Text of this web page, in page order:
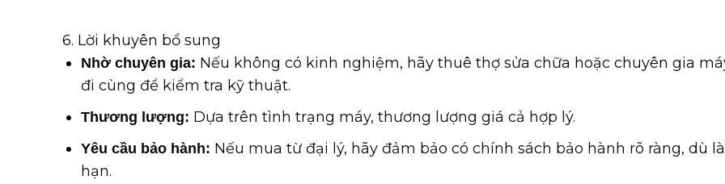
6. Lời khuyên bổ sung
Nhờ chuyên gia: Nếu không có kinh nghiệm, hãy thuê thợ sửa chữa hoặc chuyên gia
đi cùng để kiểm tra kỹ thuật.
Thương lượng: Dựa trên tình trạng máy, thương lượng giá cả hợp lý.
Yêu cầu bảo hành: Nếu mua từ đại lý, hãy đảm bảo có chính sách bảo hành rõ ràng, dù
hạn.